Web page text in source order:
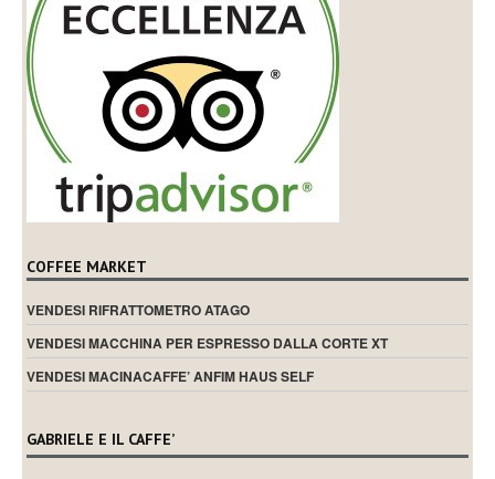
COFFEE MARKET
VENDESI RIFRATTOMETRO ATAGO
VENDESI MACCHINA PER ESPRESSO DALLA CORTE XT
VENDESI MACINACAFFE’ ANFIM HAUS SELF
GABRIELE E IL CAFFE’